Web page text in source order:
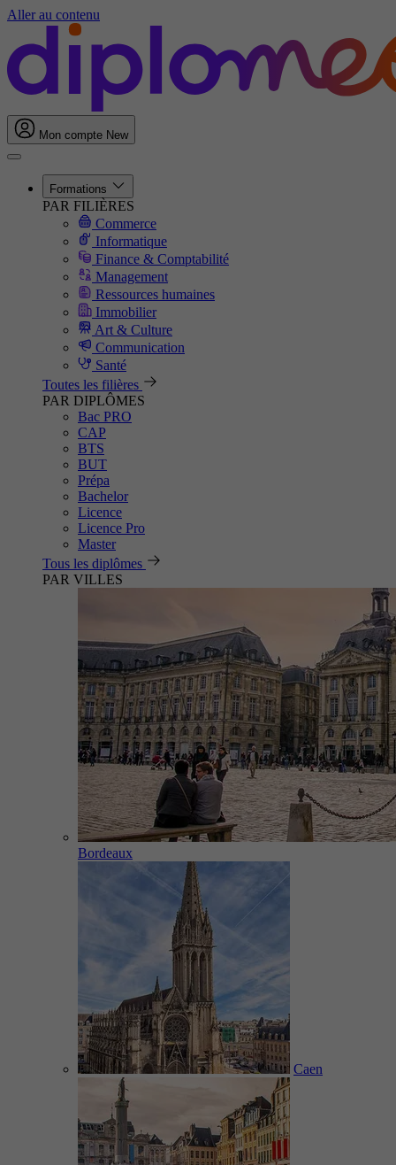
Aller au contenu
Mon compte New
Formations
PAR FILIÈRES
Commerce
Informatique
Finance & Comptabilité
Management
Ressources humaines
Immobilier
Art & Culture
Communication
Santé
Toutes les filières
PAR DIPLÔMES
Bac PRO
CAP
BTS
BUT
Prépa
Bachelor
Licence
Licence Pro
Master
Tous les diplômes
PAR VILLES
Bordeaux
Caen